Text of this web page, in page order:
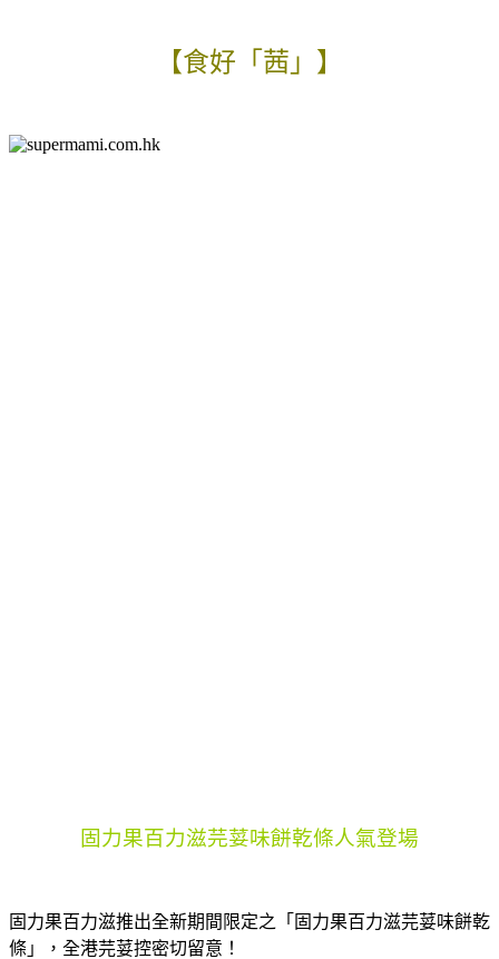
【食好「茜」】
固力果百力滋芫荽味餅乾條人氣登場
固力果百力滋推出全新期間限定之「固力果百力滋芫荽味餅乾
條」，全港芫荽控密切留意！